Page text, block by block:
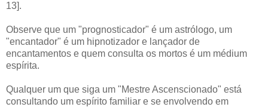
13].
Observe que um "prognosticador" é um astrólogo, um
"encantador" é um hipnotizador e lançador de
encantamentos e quem consulta os mortos é um médium
espírita.
Qualquer um que siga um "Mestre Ascenscionado" está
consultando um espírito familiar e se envolvendo em